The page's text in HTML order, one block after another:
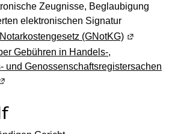
Zeugnisse, Beglaubigung
elektronischen Signatur
(GNotKG) (Wird in
Gebühren in Handels-,
und Genossenschaftsregistersachen
in einem neuen Fenster geöffnet)